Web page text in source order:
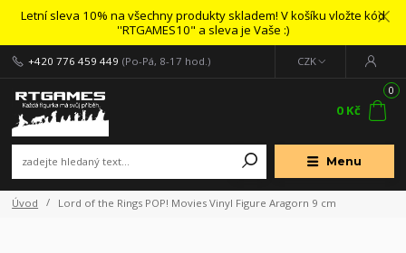
Letní sleva 10% na všechny produkty skladem! V košíku vložte kód
''RTGAMES10" a sleva je Vaše :)
Menu
CZK
+420 776 459 449 (Po-Pá, 8-17 hod.)
0
0 Kč
Úvod Lord of the Rings POP! Movies Vinyl Figure Aragorn 9 cm